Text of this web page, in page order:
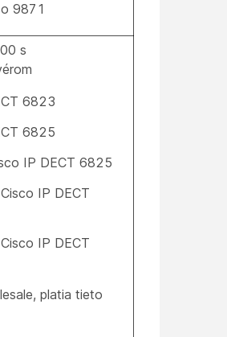
9871
s
6823
6825
IP DECT 6825
IP DECT
IP DECT
platia tieto